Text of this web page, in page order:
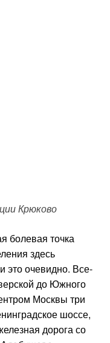
Крюково
болевая точка
здесь
это очевидно. Все-
до Южного
Москвы три
шоссе,
дорога со